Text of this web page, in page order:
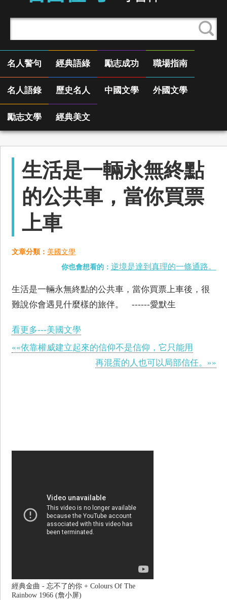
名人警句 經典語綠 勵志成功 職場指南
名人語錄 歷史名人 中國文學 外國文學
勵志文學 經典美文
生活是一輛永無終點
的公共車，當你買票
上車
文章分類： 美國文學
你也會想看的： 逆境是達到真理的一條通路。
生活是一輛永無終點的公共車，當你買票上車後，很
難說你會遇見什麼樣的旅伴。 ------愛默生
看更多---美國文學
««依靠權威建立起來的信仰不是信仰，它只能用
再混蛋的人也可以局部信任。»»
經典金曲 - 忘不了的你 + Colours Of The
Rainbow 1966 (詹小屏)